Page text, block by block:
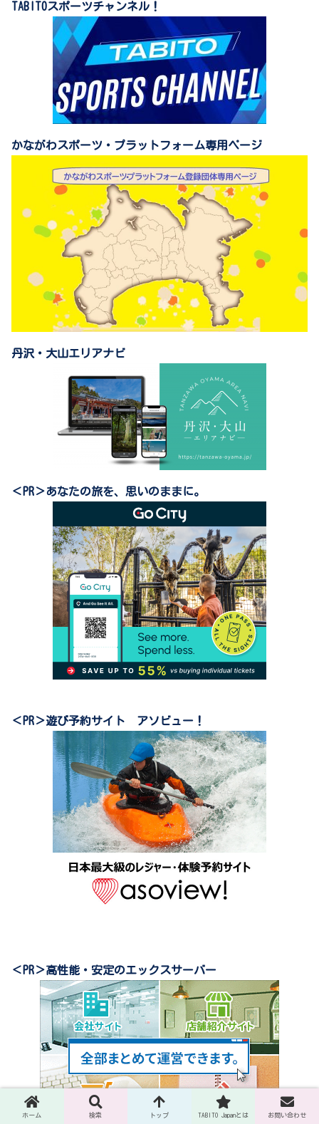
TABITOスポーツチャンネル！
かながわスポーツ・プラットフォーム専用ページ
丹沢・大山エリアナビ
＜PR＞あなたの旅を、思いのままに。
＜PR＞遊び予約サイト アソビュー！
＜PR＞高性能・安定のエックスサーバー
ホーム 検索 トップ TABITO Japanとは お問い合わせ